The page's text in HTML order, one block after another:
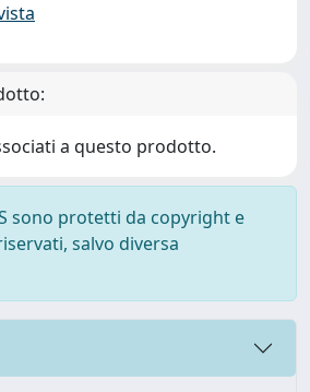
a questo prodotto.
sono protetti da copyright e
salvo diversa